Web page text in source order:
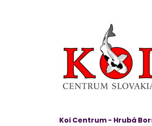
Koi Centrum - Hrubá